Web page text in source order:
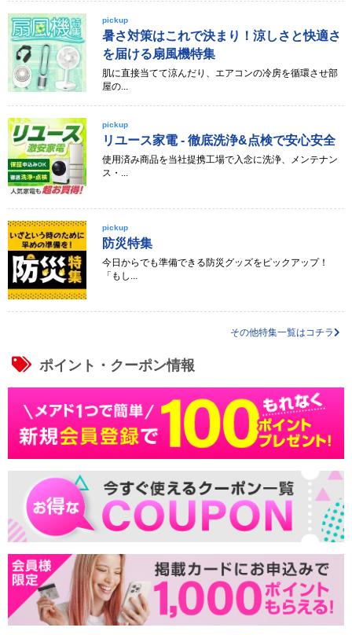
pickup
暑さ対策はこれで決まり！涼しさと快適さ
を届ける扇風機特集
肌に直接当てて涼んだり、エアコンの冷房を循環させ部
屋の...
pickup
リユース家電 - 徹底洗浄&点検で安心安全
使用済み商品を当社提携工場で入念に洗浄、メンテナン
ス・...
pickup
防災特集
今日からでも準備できる防災グッズをピックアップ！
「もし...
その他特集一覧はコチラ
ポイント・クーポン情報